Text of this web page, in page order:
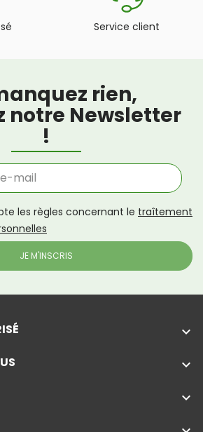
Service client
rien,
notre Newsletter
!
les règles concernant le traîtement
keyboard_arrow_down
keyboard_arrow_down
keyboard_arrow_down